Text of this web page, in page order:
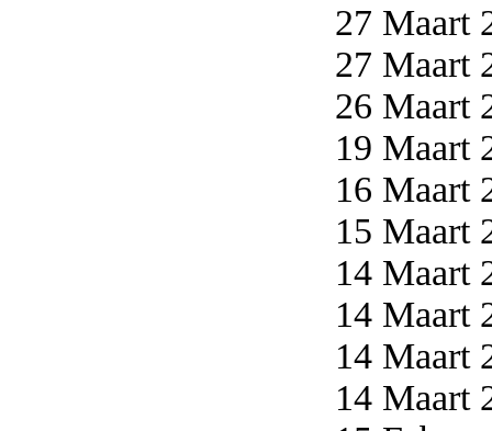
27 Maart
27 Maart
26 Maart
19 Maart
16 Maart
15 Maart
14 Maart
14 Maart
14 Maart
14 Maart